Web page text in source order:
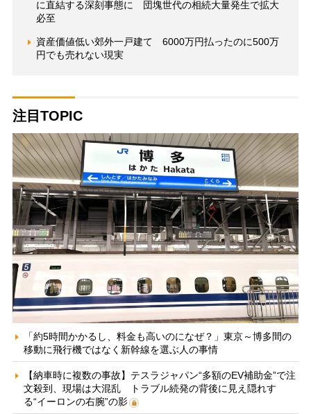
に直結する深刻事態に 団塊世代の相続大量発生で拡大
必至
資産価値低い郊外一戸建て 6000万円払ったのに500万
円でも売れない現実
注目TOPIC
「約5時間かかるし、料金も高いのになぜ？」東京～博多間の
移動に飛行機ではなく新幹線を選ぶ人の事情
【納車時に複数の事故】テスラジャパン“多額のEV補助金”で注
文殺到、現場は大混乱 トラブル続発の背後に見え隠れす
る“イーロンの右腕”の影